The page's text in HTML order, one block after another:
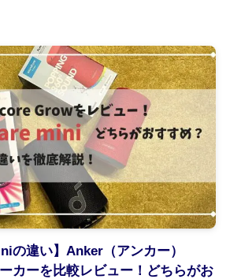
の違い】Anker（アンカー）
カーを比較レビュー！どちらがお